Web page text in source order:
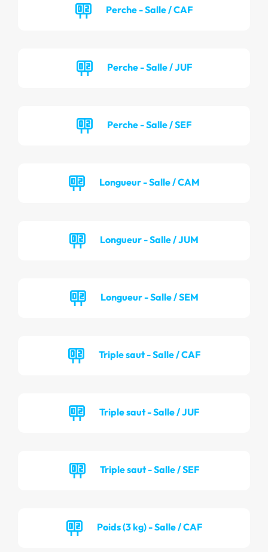
Perche - Salle / CAF
Perche - Salle / JUF
Perche - Salle / SEF
Longueur - Salle / CAM
Longueur - Salle / JUM
Longueur - Salle / SEM
Triple saut - Salle / CAF
Triple saut - Salle / JUF
Triple saut - Salle / SEF
Poids (3 kg) - Salle / CAF